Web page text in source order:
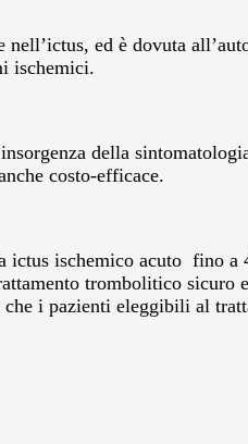
ed è dovuta
ischemici.
della
costo-efficace.
ischemico acuto fino a
trombolitico sicuro
che i pazienti eleggibili al